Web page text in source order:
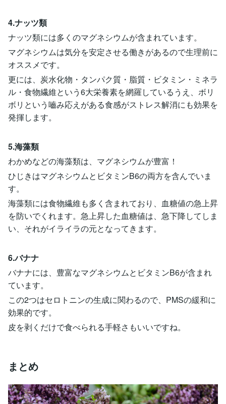
4.ナッツ類
ナッツ類には多くのマグネシウムが含まれています。
マグネシウムは気分を安定させる働きがあるので生理前に
オススメです。
更には、炭水化物・タンパク質・脂質・ビタミン・ミネラ
ル・食物繊維という6大栄養素を網羅しているうえ、ボリ
ボリという嚙み応えがある食感がストレス解消にも効果を
発揮します。
5.海藻類
わかめなどの海藻類は、マグネシウムが豊富！
ひじきはマグネシウムとビタミンB6の両方を含んでいま
す。
海藻類には食物繊維も多く含まれており、血糖値の急上昇
を防いでくれます。急上昇した血糖値は、急下降してしま
い、それがイライラの元となってきます。
6.バナナ
バナナには、豊富なマグネシウムとビタミンB6が含まれ
ています。
この2つはセロトニンの生成に関わるので、PMSの緩和に
効果的です。
皮を剥くだけで食べられる手軽さもいいですね。
まとめ